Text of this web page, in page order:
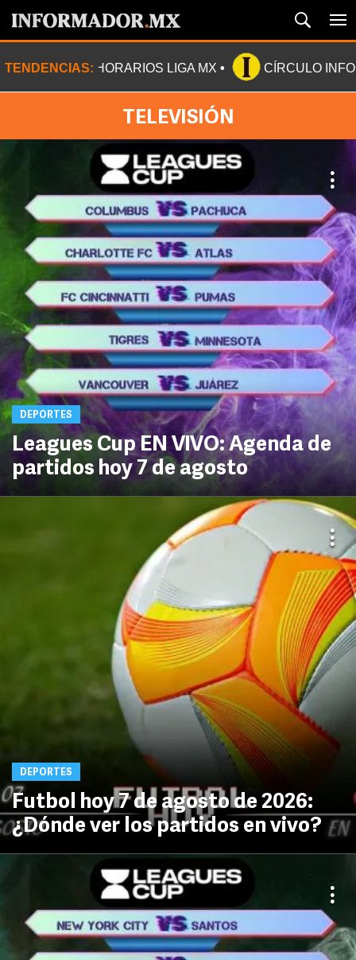
TENDENCIAS: HORARIOS LIGA MX CÍRCULO
TELEVISIÓN
DEPORTES
Leagues Cup EN VIVO: Agenda de
partidos hoy 7 de agosto
DEPORTES
Futbol hoy 7 de agosto de 2026:
¿Dónde ver los partidos en vivo?